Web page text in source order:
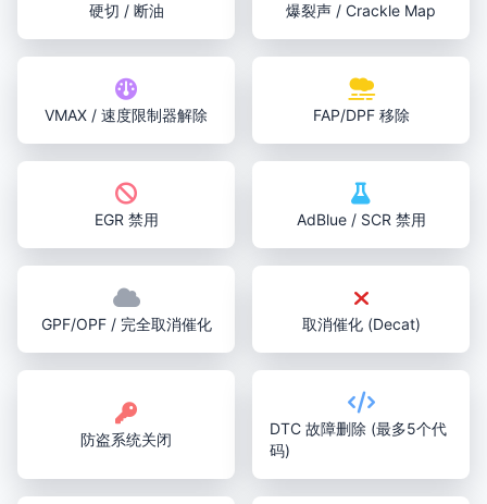
硬切 / 断油 爆裂声 / Crackle Map
VMAX / 速度限制器解除 FAP/DPF 移除
EGR 禁用 AdBlue / SCR 禁用
GPF/OPF / 完全取消催化 取消催化 (Decat)
防盗系统关闭
DTC 故障删除 (最多5个代
码)